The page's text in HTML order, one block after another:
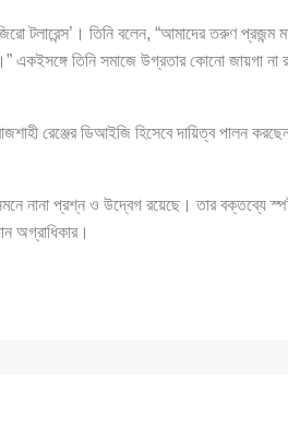
টলারেন্স’। তিনি বলেন, “আমাদের তরুণ প্রজন্ম
একইসঙ্গে তিনি সমাজে উগ্রতার কোনো জায়গা না
রেঞ্জের ডিআইজি হিসেবে দায়িত্ব পালন
নানা প্রশ্ন ও উদ্বেগ রয়েছে। তার বক্তব্যে স্পষ্ট
অগ্রাধিকার।